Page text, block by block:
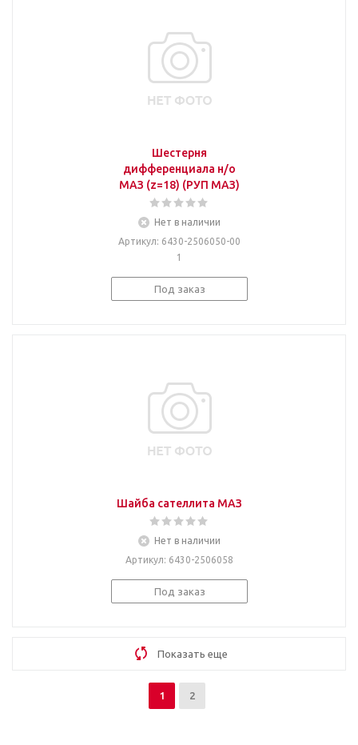
Шестерня
дифференциала н/о
МАЗ (z=18) (РУП МАЗ)
Нет в наличии
Артикул: 6430-2506050-00
1
Под заказ
Шайба сателлита МАЗ
Нет в наличии
Артикул: 6430-2506058
Под заказ
Показать еще
1 2